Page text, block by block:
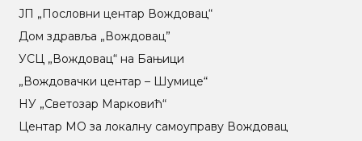
ЈП „Пословни центар Вождовац“
Дом здравља „Вождовац”
УСЦ „Вождовац“ на Бањици
„Вождовачки центар – Шумице“
НУ „Светозар Марковић“
Центар МO за локалну самоуправу Вождовац